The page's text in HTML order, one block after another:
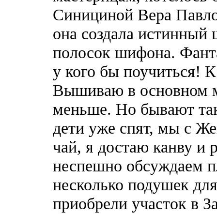
Синициной Вера
она создала
полосок шифона.
у кого бы поучиться!
Вышиваю в основном
меньше. Но бывают
дети уже спят, мы с
чай, я достаю канву и
неспешно обсуждаем
несколько подушек
приобрели участок в